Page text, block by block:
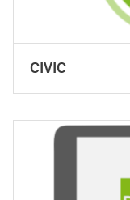
CIVIC